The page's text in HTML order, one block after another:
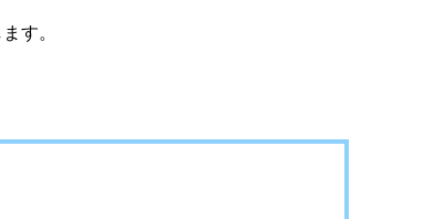
す。